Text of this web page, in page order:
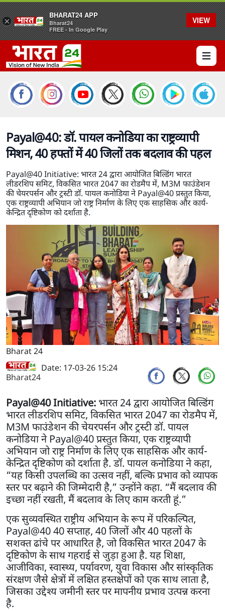
Open
Payal@40: डॉ. पायल कनोडिया का राष्ट्रव्यापी
मिशन, 40 हफ्तों में 40 जिलों तक बदलाव की पहल
Payal@40 Initiative: भारत 24 द्वारा आयोजित बिल्डिंग भारत
लीडरशिप समिट, विकसित भारत 2047 का रोडमैप में, M3M फाउंडेशन
की चेयरपर्सन और ट्रस्टी डॉ. पायल कनोडिया ने Payal@40 प्रस्तुत किया,
एक राष्ट्रव्यापी अभियान जो राष्ट्र निर्माण के लिए एक साहसिक और कार्य-
केन्द्रित दृष्टिकोण को दर्शाता है.
Bharat 24
Bharat24
Date: 17-03-26 15:24
Payal@40 Initiative: भारत 24 द्वारा आयोजित बिल्डिंग
भारत लीडरशिप समिट, विकसित भारत 2047 का रोडमैप में,
M3M फाउंडेशन की चेयरपर्सन और ट्रस्टी डॉ. पायल
कनोडिया ने Payal@40 प्रस्तुत किया, एक राष्ट्रव्यापी
अभियान जो राष्ट्र निर्माण के लिए एक साहसिक और कार्य-
केन्द्रित दृष्टिकोण को दर्शाता है. डॉ. पायल कनोडिया ने कहा,
“यह किसी उपलब्धि का उत्सव नहीं, बल्कि प्रभाव को व्यापक
स्तर पर बढ़ाने की जिम्मेदारी है,” उन्होंने कहा. “मैं बदलाव की
इच्छा नहीं रखती, मैं बदलाव के लिए काम करती हूं.”
एक सुव्यवस्थित राष्ट्रीय अभियान के रूप में परिकल्पित,
Payal@40 40 सप्ताह, 40 जिलों और 40 पहलों के
सशक्त ढांचे पर आधारित है, जो विकसित भारत 2047 के
दृष्टिकोण के साथ गहराई से जुड़ा हुआ है. यह शिक्षा,
आजीविका, स्वास्थ्य, पर्यावरण, युवा विकास और सांस्कृतिक
संरक्षण जैसे क्षेत्रों में लक्षित हस्तक्षेपों को एक साथ लाता है,
जिसका उद्देश्य जमीनी स्तर पर मापनीय प्रभाव उत्पन्न करना
है.
×
BHARAT24 APP
Bharat24
FREE - In Google Play
VIEW